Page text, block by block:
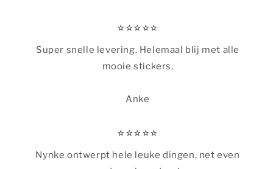
⭐️⭐️⭐️⭐️⭐️
Super snelle levering. Helemaal blij met alle
mooie stickers.
Anke
⭐️⭐️⭐️⭐️⭐️
Nynke ontwerpt hele leuke dingen, net even